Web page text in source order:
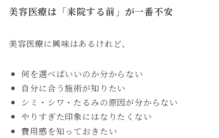
美容医療は「来院する前」が一番不安
美容医療に興味はあるけれど、
何を選べばいいのか分からない
自分に合う施術が知りたい
シミ・シワ・たるみの原因が分からない
やりすぎた印象にはなりたくない
費用感を知っておきたい